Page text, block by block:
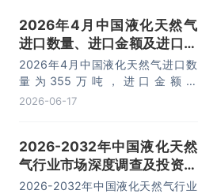
2026年4月中国液化天然气
进口数量、进口金额及进口均
价统计分析
2026年4月中国液化天然气进口数
量为355万吨，进口金额为
194594.3万美元，进口均价为
2026-06-17
2026-2032年中国液化天然
气行业市场深度调查及投资前
景展望报告
2026-2032年中国液化天然气行业